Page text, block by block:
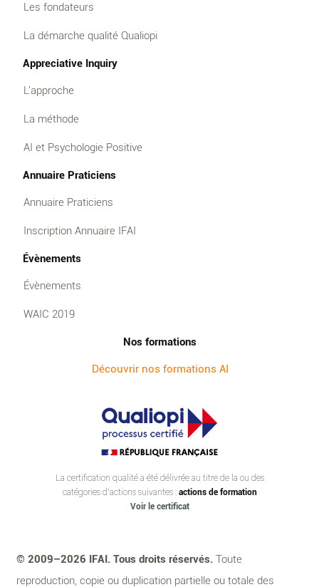
Les fondateurs
La démarche qualité Qualiopi
Appreciative Inquiry
L'approche
La méthode
AI et Psychologie Positive
Annuaire Praticiens
Annuaire Praticiens
Inscription Annuaire IFAI
Évènements
Évènements
WAIC 2019
Nos formations
Découvrir nos formations AI
La certification qualité a été délivrée au titre de la ou des
catégories d’actions suivantes :actions de formation
Voir le certificat
© 2009–2026 IFAI. Tous droits réservés. Toute
reproduction, copie ou duplication partielle ou totale des